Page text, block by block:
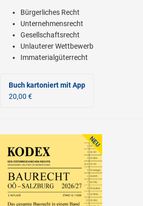
Bürgerliches Recht
Unternehmensrecht
Gesellschaftsrecht
Unlauterer Wettbewerb
Immaterialgüterrecht
Buch kartoniertmit App
20,00 €